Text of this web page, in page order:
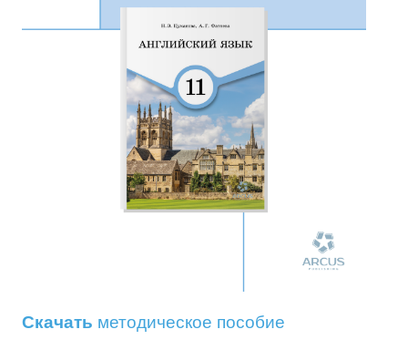
Скачать методическое пособие